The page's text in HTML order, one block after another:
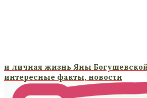
и личная жизнь Яны
интересные факты, новости